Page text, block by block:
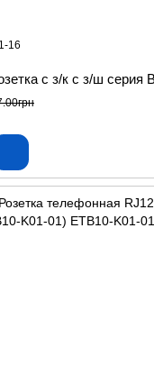
16
с з/к с з/ш серия